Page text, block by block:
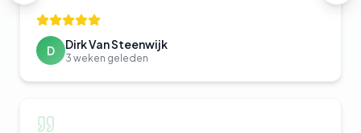
D Dirk Van Steenwijk
3 weken geleden